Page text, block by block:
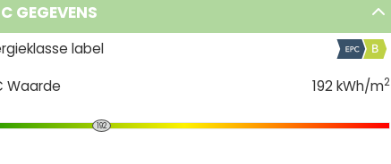
GEGEVENS
label
Waarde
192 kWh/m2
192